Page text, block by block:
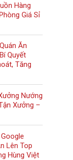
Giá Sỉ
Quyết
Tăng
Xưởng –
Lên Top
Hùng Việt